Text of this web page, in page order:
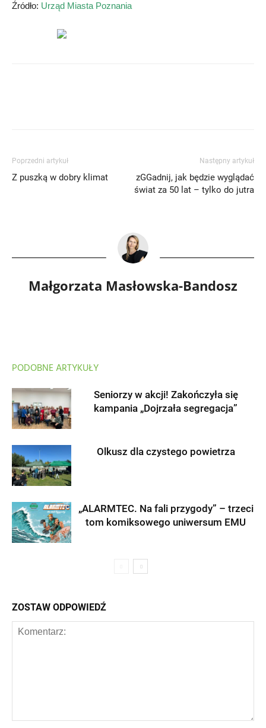
Źródło: Urząd Miasta Poznania
Poprzedni artykuł
Z puszką w dobry klimat
Następny artykuł
zGGadnij, jak będzie wyglądać
świat za 50 lat – tylko do jutra
Małgorzata Masłowska-Bandosz
PODOBNE ARTYKUŁY
Seniorzy w akcji! Zakończyła się
kampania „Dojrzała segregacja”
Olkusz dla czystego powietrza
„ALARMTEC. Na fali przygody” – trzeci
tom komiksowego uniwersum EMU
ZOSTAW ODPOWIEDŹ